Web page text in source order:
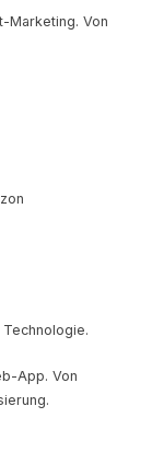
Marketing. Von
App. Von